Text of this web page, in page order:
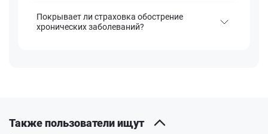
Покрывает ли страховка обострение
хронических заболеваний?
Также пользователи ищут